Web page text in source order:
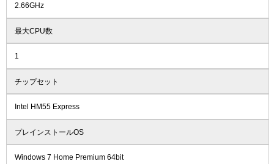
2.66GHz
最大CPU数
1
チップセット
Intel HM55 Express
プレインストールOS
Windows 7 Home Premium 64bit